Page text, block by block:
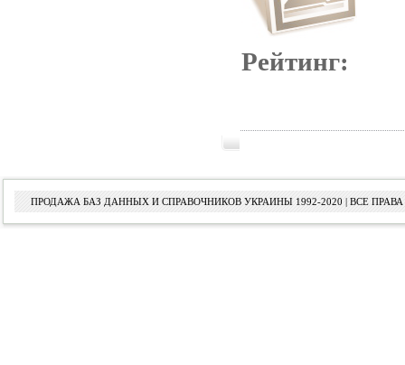
Рейтинг:
ПРОДАЖА БАЗ ДАННЫХ И СПРАВОЧНИКОВ УКРАИНЫ 1992-2020 | ВСЕ